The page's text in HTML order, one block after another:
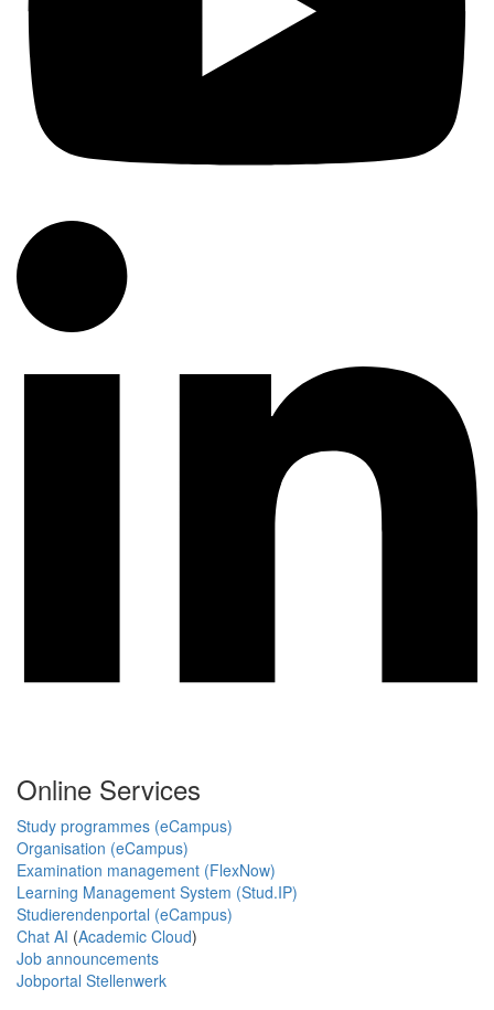
Online Services
Study programmes (eCampus)
Organisation (eCampus)
Examination management (FlexNow)
Learning Management System (Stud.IP)
Studierendenportal (eCampus)
Chat AI (Academic Cloud)
Job announcements
Jobportal Stellenwerk